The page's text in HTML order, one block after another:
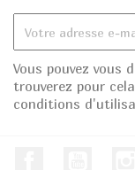
Vous pouvez vous
trouverez pour
conditions